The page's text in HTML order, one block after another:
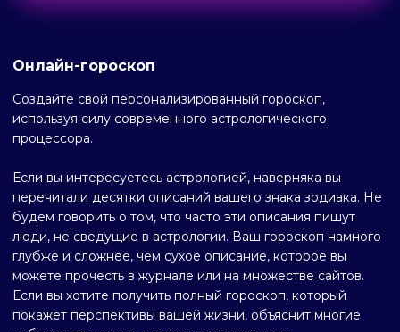
Онлайн-гороскоп
Создайте свой персонализированный гороскоп,
используя силу современного астрологического
процессора.
Если вы интересуетесь астрологией, наверняка вы
перечитали десятки описаний вашего знака зодиака. Не
будем говорить о том, что часто эти описания пишут
люди, не сведущие в астрологии. Ваш гороскоп намного
глубже и сложнее, чем сухое описание, которое вы
можете прочесть в журнале или на множестве сайтов.
Если вы хотите получить полный гороскоп, который
покажет перспективы вашей жизни, объяснит многие